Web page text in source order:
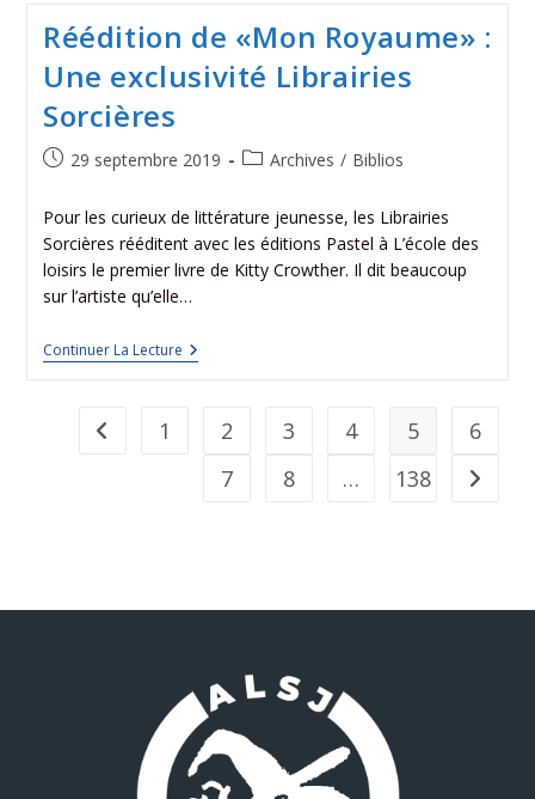
Réédition de «Mon Royaume» :
Une exclusivité Librairies
Sorcières
29 septembre 2019 Archives / Biblios
Pour les curieux de littérature jeunesse, les Librairies
Sorcières rééditent avec les éditions Pastel à L’école des
loisirs le premier livre de Kitty Crowther. Il dit beaucoup
sur l’artiste qu’elle…
Continuer La Lecture
1 2 3 4 5
6
7
8 … 138